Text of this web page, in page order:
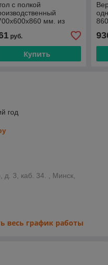
с полкой
мм. из
руб.
Купить
год
д. 3, каб. 34. , Минск,
весь график работы